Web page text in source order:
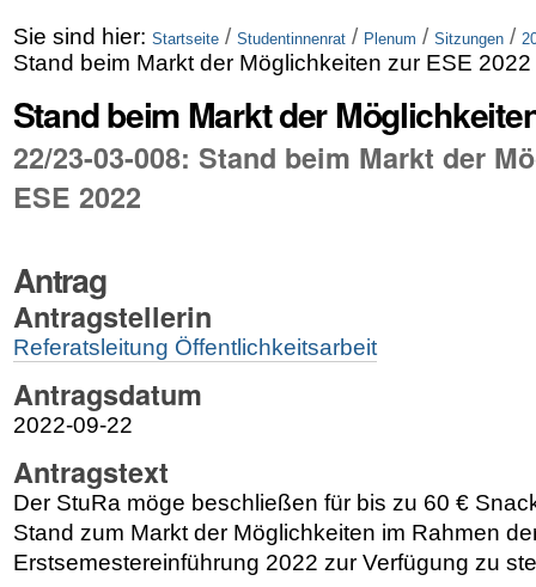
Sie sind hier: Startseite / Studentinnenrat / Plenum / Sitzungen /
Stand beim Markt der Möglichkeiten zur ESE 2022
Stand beim Markt der
22/23-03-008: Stand beim Markt der
ESE 2022
Antrag
Antragstellerin
Referatsleitung Öffentlichkeitsarbeit
Antragsdatum
2022-09-22
Antragstext
Der StuRa möge beschließen für bis zu 60 €
Stand zum Markt der Möglichkeiten im Rahmen
Erstsemestereinführung 2022 zur Verfügung zu